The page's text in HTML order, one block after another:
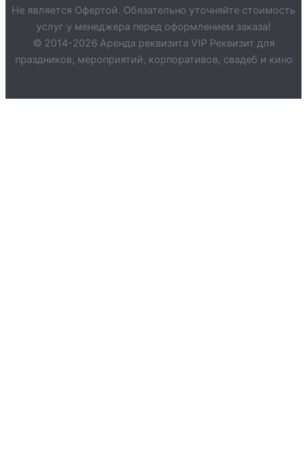
Не является Офертой. Обязательно уточняйте стоимость
услуг у менеджера перед оформлением заказа!
© 2014-2026 Аренда реквизита VIP Реквизит для
праздников, мероприятий, корпоративов, свадеб и кино